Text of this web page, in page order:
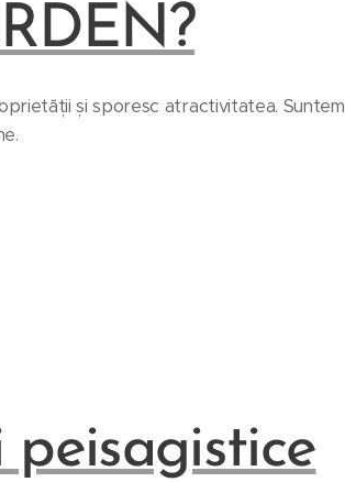
și sporesc atractivitatea. Suntem